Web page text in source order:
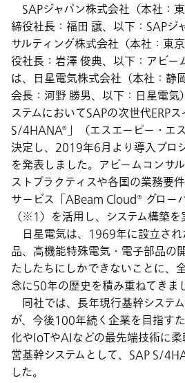
SAPジャパン株式会社（本社：
締役社長：福田 譲、以下：SAPジ
サルティング株式会社（本社：東
役社長：岩澤 俊典、以下：アビー
は、日星電気株式会社（本社：静
会長：河野 勝男、以下：日星電気
ステムにおいてSAPの次世代ERP
S/4HANA®」（エスエーピー・エ
決定し、2019年6月より導入プロ
を発表しました。アビームコンサ
ストプラクティスや各国の業務要
サービス「ABeam Cloud® グロー
（※1）を活用し、システム構築を
日星電気は、1969年に設立され
品、高機能特殊電気・電子部品の
たしたちにしかできないことに、
念に50年の歴史を積み重ねてきま
同社では、長年現行基幹システ
が、今後100年続く企業を目指す
化やIoTやAIなどの最先端技術に
営基幹システムとして、SAP S/
した。